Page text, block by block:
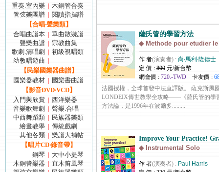
重奏.室內樂
木銅管合奏
管弦樂團譜
閱讀指揮譜
【合唱‧聲樂類】
合唱曲譜本
單曲散裝譜
聲樂曲譜
宗教曲集
歌劇.清唱劇
初級視唱類
幼教唱遊曲
【民樂國樂器曲譜】
國樂器教材
國樂書曲譜
【影音DVD‧VCD】
入門與欣賞
西洋樂器
音樂歌舞劇
聲樂.合唱
中西舞蹈類
民族器樂類
繪畫教學
傳統戲劇
其他各類
樂譜大補帖
【唱片CD‧錄音帶】
鋼琴
大中小提琴
木銅管樂器
直木笛風琴
薩氏管的學習方法
◆ Methode pour etudier
作 者(演奏者) : 尚‧馬利‧隆德士
定 價 : 800 元/新台幣
網會價 : 720.-TWD 卡友價 :
法國授權，全球首發中法直譯版。 薩克斯風
LONDEIX傳世教學全攻略——《薩氏管的
方法論，是1996年在波爾多.........
Improve Your Practice!
◆ Instrumental Solo
作 者(演奏者) : Paul Harris